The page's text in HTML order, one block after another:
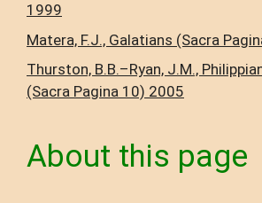
1999
Matera, F.J., Galatians (Sacra
Thurston, B.B.–Ryan, J.M.,
(Sacra Pagina 10) 2005
About this page